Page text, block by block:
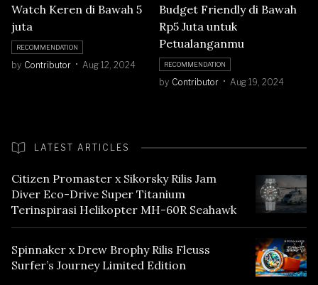
Watch Keren di Bawah 5
juta
RECOMMENDATION
by Contributor Aug 12, 2024
Budget Friendly di Bawah
Rp5 Juta untuk
Petualanganmu
RECOMMENDATION
by Contributor Aug 19, 2024
LATEST ARTICLES
Citizen Promaster x Sikorsky Rilis Jam
Diver Eco-Drive Super Titanium
Terinspirasi Helikopter MH-60R Seahawk
Spinnaker x Drew Brophy Rilis Fleuss
Surfer’s Journey Limited Edition